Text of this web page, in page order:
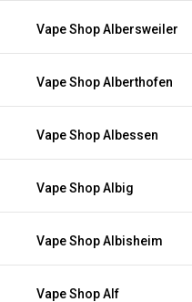
Vape Shop Albersweiler
Vape Shop Alberthofen
Vape Shop Albessen
Vape Shop Albig
Vape Shop Albisheim
Vape Shop Alf